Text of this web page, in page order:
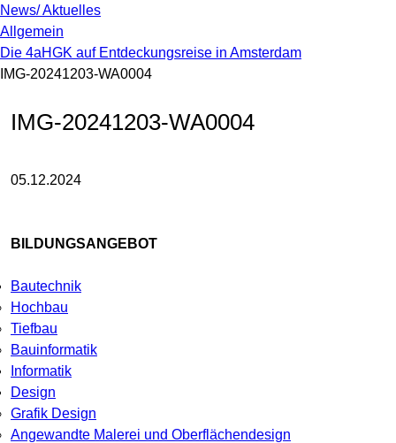
News/ Aktuelles
Allgemein
Die 4aHGK auf Entdeckungsreise in Amsterdam
IMG-20241203-WA0004
IMG-20241203-WA0004
05.12.2024
BILDUNGSANGEBOT
Bautechnik
Hochbau
Tiefbau
Bauinformatik
Informatik
Design
Grafik Design
Angewandte Malerei und Oberflächendesign